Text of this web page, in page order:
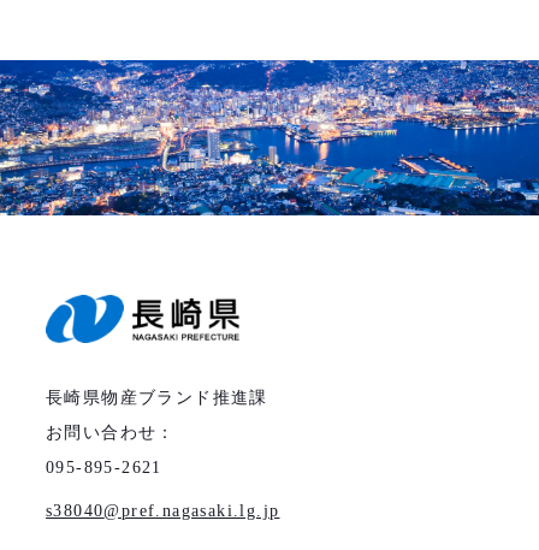
長崎県物産ブランド推進課
お問い合わせ：
095-895-2621
s38040 pref.nagasaki.lg.jp